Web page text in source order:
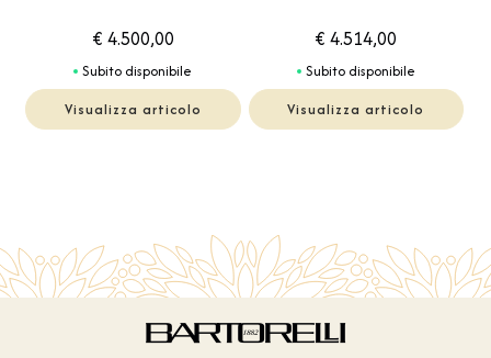
€ 4.500,00
Subito disponibile
Visualizza articolo
€ 4.514,00
Subito disponibile
Visualizza articolo